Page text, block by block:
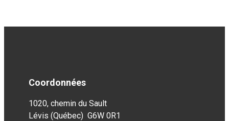
Coordonnées
1020, chemin du Sault
Lévis (Québec) G6W 0R1